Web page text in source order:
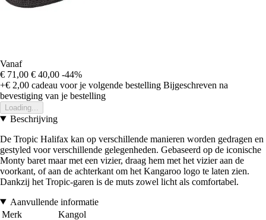
Vanaf
€ 71,00 € 40,00 -44%
+€ 2,00 cadeau voor je volgende bestelling Bijgeschreven na
bevestiging van je bestelling
Loading...
Beschrijving
De Tropic Halifax kan op verschillende manieren worden gedragen en
gestyled voor verschillende gelegenheden. Gebaseerd op de iconische
Monty baret maar met een vizier, draag hem met het vizier aan de
voorkant, of aan de achterkant om het Kangaroo logo te laten zien.
Dankzij het Tropic-garen is de muts zowel licht als comfortabel.
Aanvullende informatie
Merk
Kangol